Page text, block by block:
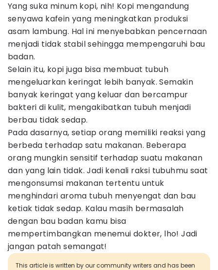
Yang suka minum kopi, nih! Kopi mengandung
senyawa kafein yang meningkatkan produksi
asam lambung. Hal ini menyebabkan pencernaan
menjadi tidak stabil sehingga mempengaruhi bau
badan.
Selain itu, kopi juga bisa membuat tubuh
mengeluarkan keringat lebih banyak. Semakin
banyak keringat yang keluar dan bercampur
bakteri di kulit, mengakibatkan tubuh menjadi
berbau tidak sedap.
Pada dasarnya, setiap orang memiliki reaksi yang
berbeda terhadap satu makanan. Beberapa
orang mungkin sensitif terhadap suatu makanan
dan yang lain tidak. Jadi kenali raksi tubuhmu saat
mengonsumsi makanan tertentu untuk
menghindari aroma tubuh menyengat dan bau
ketiak tidak sedap. Kalau masih bermasalah
dengan bau badan kamu bisa
mempertimbangkan menemui dokter, lho! Jadi
jangan patah semangat!
This article is written by our community writers and has been